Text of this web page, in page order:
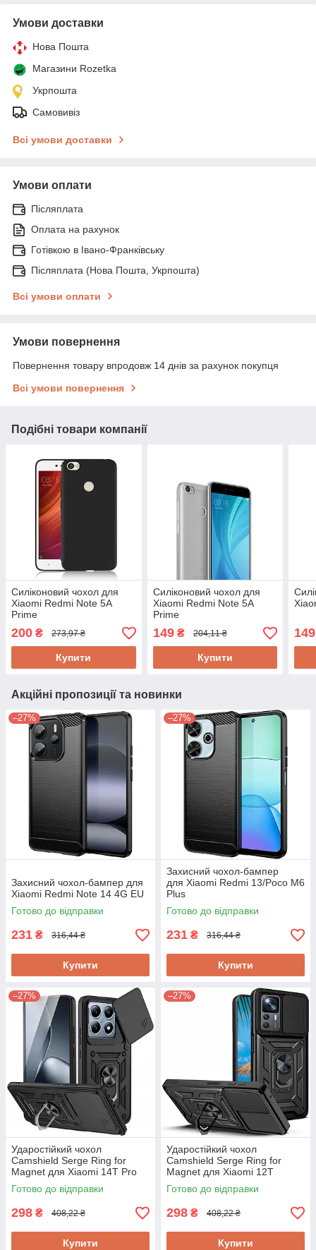
Умови доставки
Нова Пошта
Магазини Rozetka
Укрпошта
Самовивіз
Всі умови доставки
Умови оплати
Післяплата
Оплата на рахунок
Готівкою в Івано-Франківську
Післяплата (Нова Пошта, Укрпошта)
Всі умови оплати
Умови повернення
Повернення товару впродовж 14 днів за рахунок покупця
Всі умови повернення
Подібні товари компанії
Силіконовий чохол для
Xiaomi Redmi Note 5A
Prime
200 ₴ 273,97 ₴
Купити
Силіконовий чохол для
Xiaomi Redmi Note 5A
Prime
149₴ 204,11 ₴
Купити
149
Акційні пропозиції та новинки
–27%
Захисний чохол-бампер для
Xiaomi Redmi Note 14 4G EU
Готово до відправки
231 ₴ 316,44 ₴
Купити
–27%
Захисний чохол-бампер
для Xiaomi Redmi 13/Poco M6
Plus
Готово до відправки
231 ₴ 316,44 ₴
Купити
–27%
Ударостійкий чохол
Camshield Serge Ring for
Magnet для Xiaomi 14T Pro
Готово до відправки
298 ₴ 408,22 ₴
Купити
–27%
Ударостійкий чохол
Camshield Serge Ring for
Magnet для Xiaomi 12T
Готово до відправки
298 ₴ 408,22 ₴
Купити